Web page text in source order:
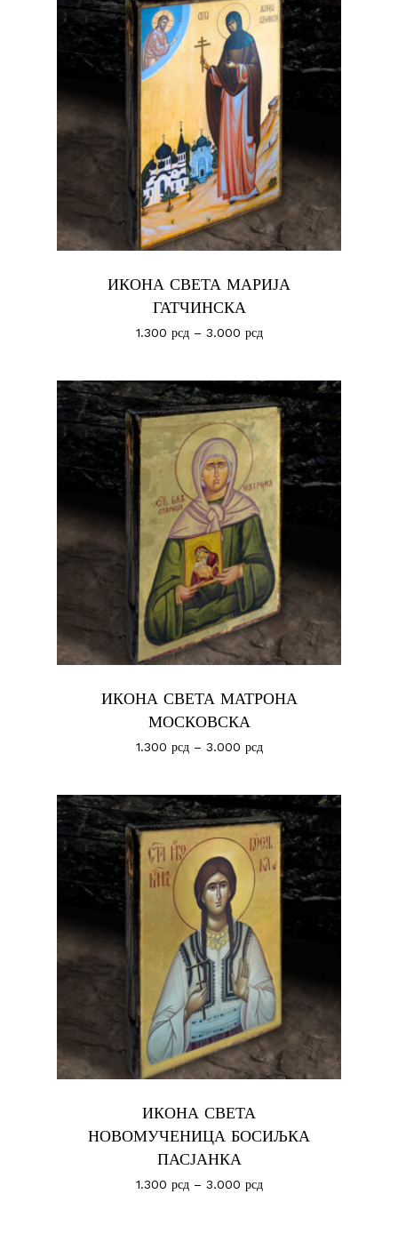
No products in the cart.
Иди У Продавницу
ИКОНА СВЕТА МАРИЈА
ГАТЧИНСКА
1.300 рсд– 3.000 рсд
ИКОНА СВЕТА МАТРОНА
МОСКОВСКА
1.300 рсд– 3.000 рсд
ИКОНА СВЕТА
НОВОМУЧЕНИЦА БОСИЉКА
ПАСЈАНКА
1.300 рсд– 3.000 рсд